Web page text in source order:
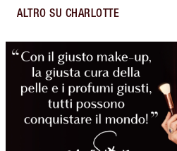
ALTRO SU CHARLOTTE